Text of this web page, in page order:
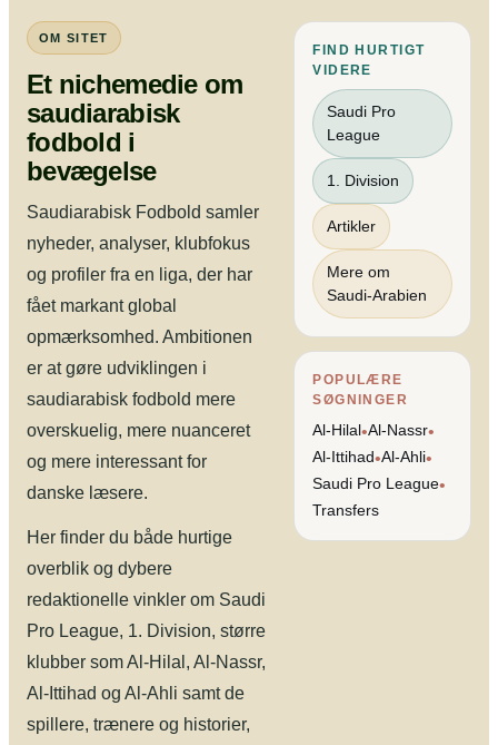
OM SITET
Et nichemedie om
saudiarabisk
fodbold i
bevægelse
Saudiarabisk Fodbold samler
nyheder, analyser, klubfokus
og profiler fra en liga, der har
fået markant global
opmærksomhed. Ambitionen
er at gøre udviklingen i
saudiarabisk fodbold mere
overskuelig, mere nuanceret
og mere interessant for
danske læsere.
Her finder du både hurtige
overblik og dybere
redaktionelle vinkler om Saudi
Pro League, 1. Division, større
klubber som Al-Hilal, Al-Nassr,
Al-Ittihad og Al-Ahli samt de
spillere, trænere og historier,
FIND HURTIGT
VIDERE
Saudi Pro
League
1. Division
Artikler
Mere om
Saudi-Arabien
POPULÆRE
SØGNINGER
Al-Hilal•Al-Nassr•
Al-Ittihad•Al-Ahli•
Saudi Pro League•
Transfers